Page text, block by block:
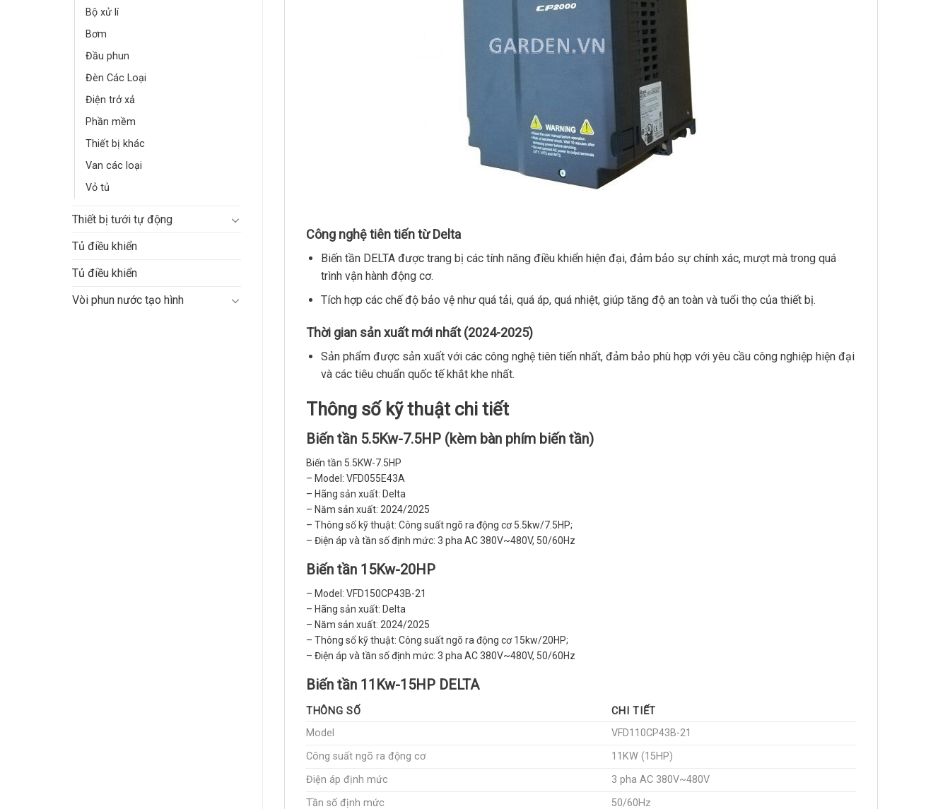
Công nghệ tiên tiến từ Delta
Biến tần DELTA được trang bị các tính năng điều khiển hiện đại, đảm bảo sự chính xác, mượt mà trong quá
trình vận hành động cơ.
Tích hợp các chế độ bảo vệ như quá tải, quá áp, quá nhiệt, giúp tăng độ an toàn và tuổi thọ của thiết bị.
Thời gian sản xuất mới nhất (2024-2025)
Sản phẩm được sản xuất với các công nghệ tiên tiến nhất, đảm bảo phù hợp với yêu cầu công nghiệp hiện đại
và các tiêu chuẩn quốc tế khắt khe nhất.
Thông số kỹ thuật chi tiết
Biến tần 5.5Kw-7.5HP (kèm bàn phím biến tần)
Biến tần 5.5KW-7.5HP
– Model: VFD055E43A
– Hãng sản xuất: Delta
– Năm sản xuất: 2024/2025
– Thông số kỹ thuật: Công suất ngõ ra động cơ 5.5kw/7.5HP;
– Điện áp và tần số định mức: 3 pha AC 380V~480V, 50/60Hz
Biến tần 15Kw-20HP
– Model: VFD150CP43B-21
– Hãng sản xuất: Delta
– Năm sản xuất: 2024/2025
– Thông số kỹ thuật: Công suất ngõ ra động cơ 15kw/20HP;
– Điện áp và tần số định mức: 3 pha AC 380V~480V, 50/60Hz
Biến tần 11Kw-15HP DELTA
THÔNG SỐ
CHI TIẾT
Model
VFD110CP43B-21
Công suất ngõ ra động cơ
11KW (15HP)
Điện áp định mức
3 pha AC 380V~480V
Tần số định mức
50/60Hz
Bộ xử lí
Bơm
Đầu phun
Đèn Các Loại
Điện trở xả
Phần mềm
Thiết bị khác
Van các loại
Vỏ tủ
Thiết bị tưới tự động
Tủ điều khiển
Tủ điều khiển
Vòi phun nước tạo hình